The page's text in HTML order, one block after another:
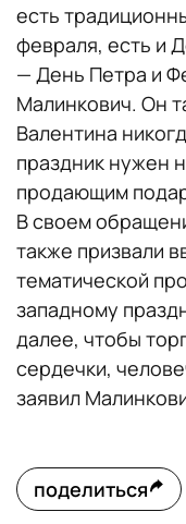
есть
февраля, есть и
— День Петра и
Малинкович. Он
Валентина
праздник нужен
продающим
В своем
также призвали
тематической
западному
далее, чтобы
сердечки,
заявил
поделиться